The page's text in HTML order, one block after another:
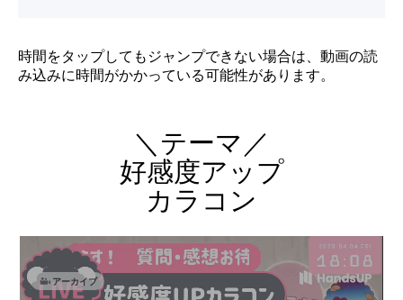
時間をタップしてもジャンプできない場合は、動画の読
み込みに時間がかかっている可能性があります。
＼テーマ／
好感度アップ
カラコン